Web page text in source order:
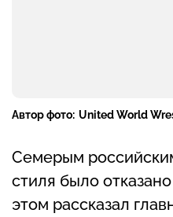
Автор фото: United World
Семерым
стиля было
этом рассказал